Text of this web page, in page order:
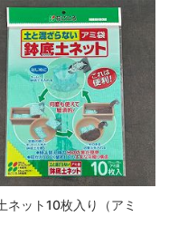
ネット10枚入り（アミ